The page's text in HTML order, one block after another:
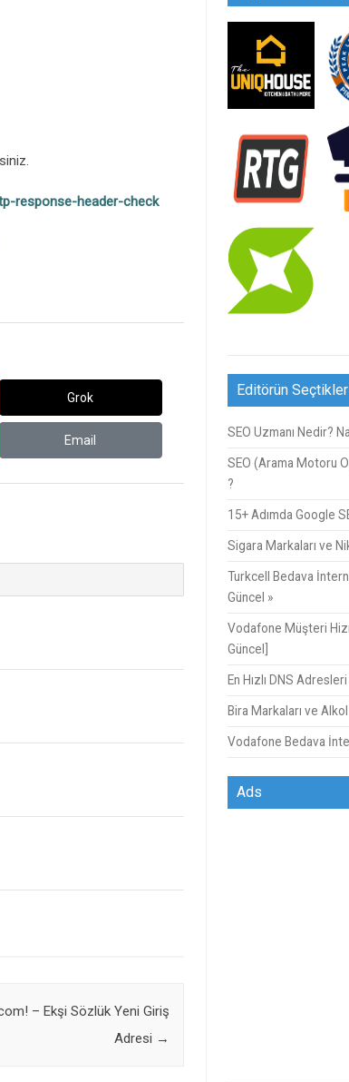
response-header-check
Grok
Email
– Ekşi Sözlük Yeni Giriş
Adresi →
Editörün
SEO Uzmanı Nedir?
SEO (Arama Motoru
?
15+ Adımda Google
Sigara Markaları ve
Turkcell Bedava
Güncel »
Vodafone Müşteri
Güncel]
En Hızlı DNS
Bira Markaları ve
Vodafone Bedava
Ads